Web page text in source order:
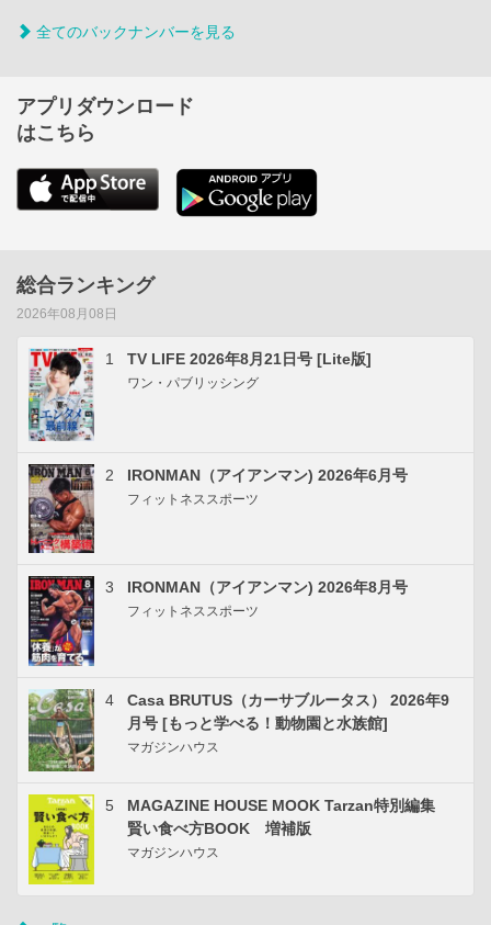
全てのバックナンバーを見る
アプリダウンロード
はこちら
総合ランキング
2026年08月08日
1 TV LIFE 2026年8月21日号 [Lite版]
ワン・パブリッシング
2 IRONMAN（アイアンマン) 2026年6月号
フィットネススポーツ
3 IRONMAN（アイアンマン) 2026年8月号
フィットネススポーツ
4
Casa BRUTUS（カーサブルータス） 2026年9
月号 [もっと学べる！動物園と水族館]
マガジンハウス
5
MAGAZINE HOUSE MOOK Tarzan特別編集
賢い食べ方BOOK 増補版
マガジンハウス